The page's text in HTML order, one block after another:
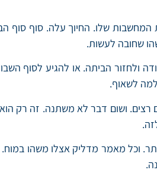
המחשבות שלו. החיוך עלה. סוף
שחובה לעשות.
ולחזור הביתה. או להגיע לסוף
לשאוף.
רצים. ושום דבר לא משתנה. זה רק
וכל מאמר מדליק אצלו משהו